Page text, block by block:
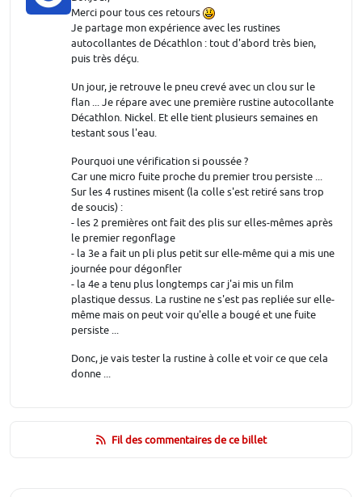
Merci pour tous ces retours
Je partage mon expérience avec les rustines
autocollantes de Décathlon : tout d'abord très bien,
puis très déçu.
Un jour, je retrouve le pneu crevé avec un clou sur le
flan ... Je répare avec une première rustine autocollante
Décathlon. Nickel. Et elle tient plusieurs semaines en
testant sous l'eau.
Pourquoi une vérification si poussée ?
Car une micro fuite proche du premier trou persiste ...
Sur les 4 rustines misent (la colle s'est retiré sans trop
de soucis) :
- les 2 premières ont fait des plis sur elles-mêmes après
le premier regonflage
- la 3e a fait un pli plus petit sur elle-même qui a mis une
journée pour dégonfler
- la 4e a tenu plus longtemps car j'ai mis un film
plastique dessus. La rustine ne s'est pas repliée sur elle-
même mais on peut voir qu'elle a bougé et une fuite
persiste ...
Donc, je vais tester la rustine à colle et voir ce que cela
donne ...
Fil des commentaires de ce billet